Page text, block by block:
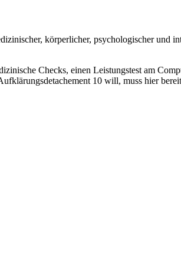
körperlicher, psychologischer und
Checks, einen Leistungstest am
10 will, muss hier